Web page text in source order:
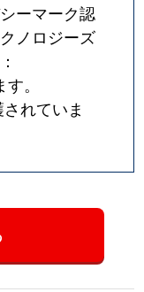
ーマーク認
ノロジーズ
。
れていま